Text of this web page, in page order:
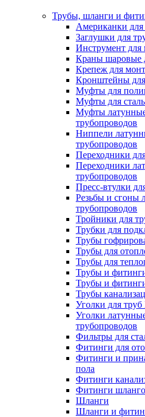
Трубы, шланги и
Американки для
Заглушки для
Инструмент для
Краны
Крепеж для
Кронштейны для
Муфты для
Муфты для
Муфты
трубопроводов
Ниппели
трубопроводов
Переходники
Переходники
трубопроводов
Пресс-втулки
Резьбы и сгоны
трубопроводов
Тройники для
Трубки для
Трубы
Трубы для
Трубы для
Трубы и
Трубы и
Трубы
Уголки для
Уголки
трубопроводов
Фильтры для
Фитинги для
Фитинги и
пола
Фитинги
Фитинги
Шланги
Шланги и